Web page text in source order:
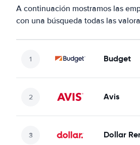
A continuación mostramos las
con una búsqueda todas las
Budget
Avis
Dollar